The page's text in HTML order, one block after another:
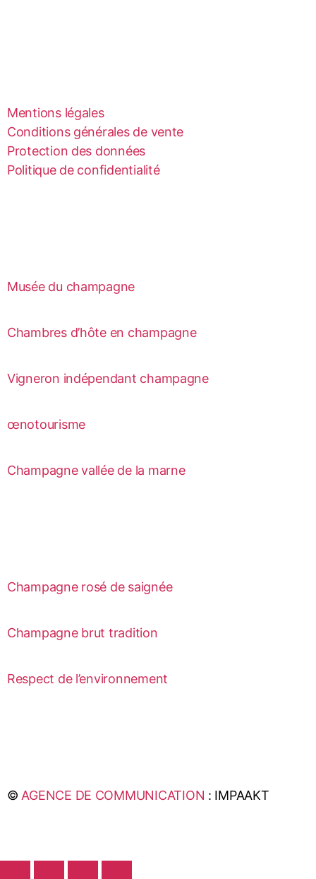
Mentions légales
Conditions générales de vente
Protection des données
Politique de confidentialité
Musée du champagne
Chambres d’hôte en champagne
Vigneron indépendant champagne
œnotourisme
Champagne vallée de la marne
Champagne rosé de saignée
Champagne brut tradition
Respect de l’environnement
©AGENCE DE COMMUNICATION : IMPAAKT